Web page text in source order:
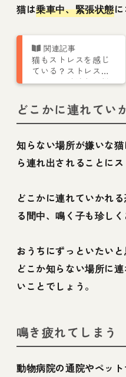
猫は乗車中、緊張状態
猫もストレスを感じ
ている？ストレスサ
インや解消法など獣
どこかに連れてい
知らない場所が嫌いな
ら連れ出されることにス
どこかに連れていかれ
る間中、鳴く子も珍しく
おうちにずっといたい
どこか知らない場所に
いことでしょう。
鳴き疲れてしまう
動物病院の通院やペッ